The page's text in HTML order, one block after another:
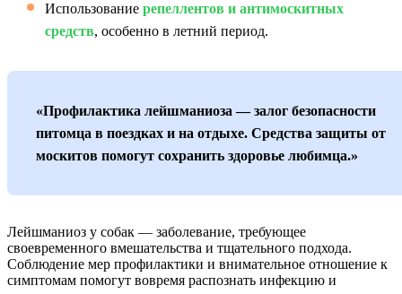
Использование репеллентов и антимоскитных
средств, особенно в летний период.
«Профилактика лейшманиоза — залог безопасности
питомца в поездках и на отдыхе. Средства защиты от
москитов помогут сохранить здоровье любимца.»
Лейшманиоз у собак — заболевание, требующее
своевременного вмешательства и тщательного подхода.
Соблюдение мер профилактики и внимательное отношение к
симптомам помогут вовремя распознать инфекцию и